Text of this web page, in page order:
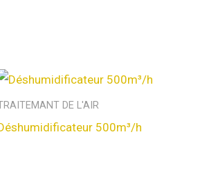
DE L'AIR
500m³/h